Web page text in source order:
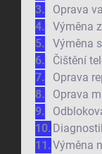
Oprava
Výměna
Výměna
Čištění
Oprava
Oprava
Výměna